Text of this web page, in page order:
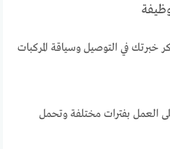
خبرتك في التوصيل وسياقة المركبات
العمل بفترات مختلفة وتحمل